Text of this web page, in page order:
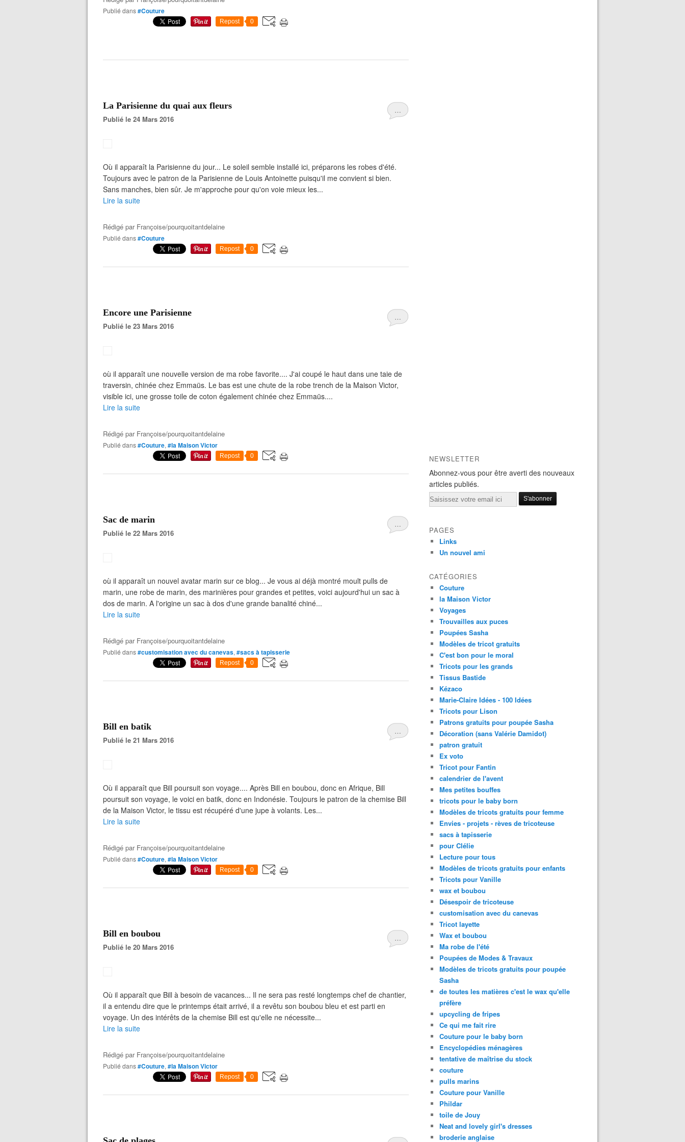
Publié dans#Couture
Repost 0
…
La Parisienne du quai aux fleurs
Publié le 24 Mars 2016
Où il apparaît la Parisienne du jour... Le soleil semble installé ici, préparons les robes d'été.
Toujours avec le patron de la Parisienne de Louis Antoinette puisqu'il me convient si bien.
Sans manches, bien sûr. Je m'approche pour qu'on voie mieux les...
Lire la suite
Rédigé par Françoise/pourquoitantdelaine
Publié dans#Couture
Repost 0
…
Encore une Parisienne
Publié le 23 Mars 2016
où il apparaît une nouvelle version de ma robe favorite.... J'ai coupé le haut dans une taie de
traversin, chinée chez Emmaüs. Le bas est une chute de la robe trench de la Maison Victor,
visible ici, une grosse toile de coton également chinée chez Emmaüs....
Lire la suite
Rédigé par Françoise/pourquoitantdelaine
Publié dans#Couture, #la Maison Victor
Repost 0
…
Sac de marin
Publié le 22 Mars 2016
où il apparaît un nouvel avatar marin sur ce blog... Je vous ai déjà montré moult pulls de
marin, une robe de marin, des marinières pour grandes et petites, voici aujourd'hui un sac à
dos de marin. A l'origine un sac à dos d'une grande banalité chiné...
Lire la suite
Rédigé par Françoise/pourquoitantdelaine
Publié dans#customisation avec du canevas, #sacs à tapisserie
Repost 0
…
Bill en batik
Publié le 21 Mars 2016
Où il apparaît que Bill poursuit son voyage.... Après Bill en boubou, donc en Afrique, Bill
poursuit son voyage, le voici en batik, donc en Indonésie. Toujours le patron de la chemise Bill
de la Maison Victor, le tissu est récupéré d'une jupe à volants. Les...
Lire la suite
Rédigé par Françoise/pourquoitantdelaine
Publié dans#Couture, #la Maison Victor
Repost 0
…
Bill en boubou
Publié le 20 Mars 2016
Où il apparaît que Bill à besoin de vacances... Il ne sera pas resté longtemps chef de chantier,
il a entendu dire que le printemps était arrivé, il a revêtu son boubou bleu et est parti en
voyage. Un des intérêts de la chemise Bill est qu'elle ne nécessite...
Lire la suite
Rédigé par Françoise/pourquoitantdelaine
Publié dans#Couture, #la Maison Victor
Repost 0
NEWSLETTER
Abonnez-vous pour être averti des nouveaux
articles publiés.
Email
PAGES
Links
Un nouvel ami
CATÉGORIES
Couture
la Maison Victor
Voyages
Trouvailles aux puces
Poupées Sasha
Modèles de tricot gratuits
C'est bon pour le moral
Tricots pour les grands
Tissus Bastide
Kézaco
Marie-Claire Idées - 100 Idées
Tricots pour Lison
Patrons gratuits pour poupée Sasha
Décoration (sans Valérie Damidot)
patron gratuit
Ex voto
Tricot pour Fantin
calendrier de l'avent
Mes petites bouffes
tricots pour le baby born
Modèles de tricots gratuits pour femme
Envies - projets - rèves de tricoteuse
sacs à tapisserie
pour Clélie
Lecture pour tous
Modèles de tricots gratuits pour enfants
Tricots pour Vanille
wax et boubou
Désespoir de tricoteuse
customisation avec du canevas
Tricot layette
Wax et boubou
Ma robe de l'été
Poupées de Modes & Travaux
Modèles de tricots gratuits pour poupée
Sasha
de toutes les matières c'est le wax qu'elle
préfère
upcycling de fripes
Ce qui me fait rire
Couture pour le baby born
Encyclopédies ménagères
tentative de maîtrise du stock
couture
pulls marins
Couture pour Vanille
Phildar
toile de Jouy
Neat and lovely girl's dresses
broderie anglaise